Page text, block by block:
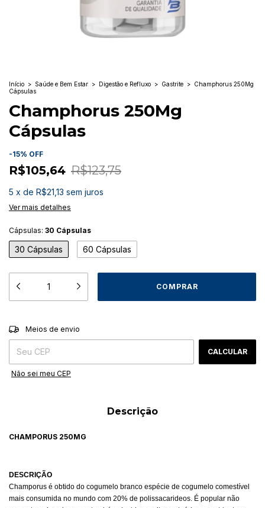
Início > Saúde e Bem Estar > Digestão e Refluxo > Gastrite > Champhorus 250Mg
Cápsulas
Champhorus 250Mg
Cápsulas
-15% OFF
R$105,64 R$123,75
5 x de R$21,13 sem juros
Ver mais detalhes
Cápsulas: 30 Cápsulas
30 Cápsulas 60 Cápsulas
Entregas para o CEP:
Meios de envio
CALCULAR
Não sei meu CEP
Descrição
CHAMPORUS 250MG
DESCRIÇÃO
Champorus é obtido do cogumelo branco espécie de cogumelo comestível
mais consumida no mundo com 20% de polissacarideos. É popular não